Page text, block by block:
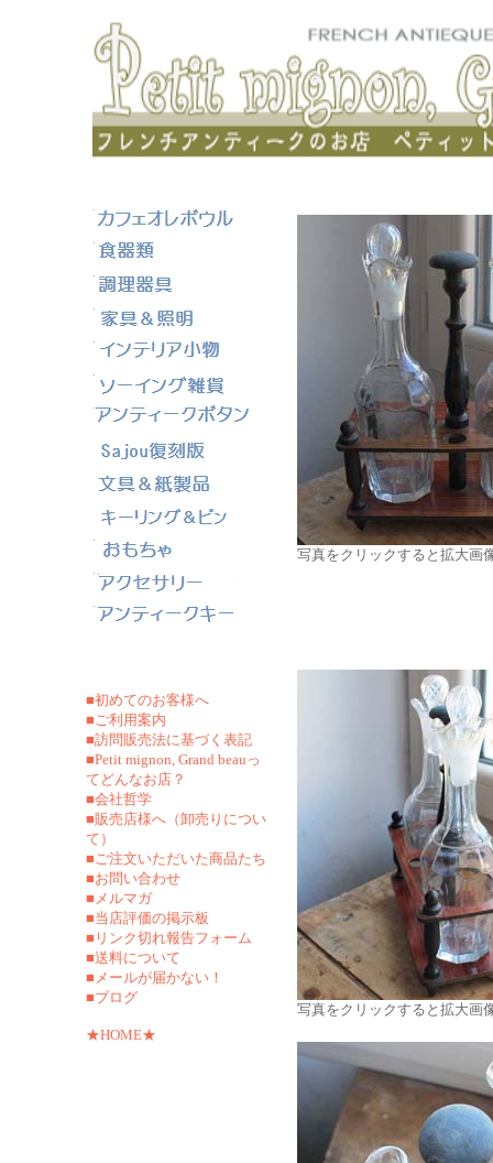
■初めてのお客様へ
■ご利用案内
■訪問販売法に基づく表記
■Petit mignon, Grand beauっ
てどんなお店？
■会社哲学
■販売店様へ（卸売りについ
て）
■ご注文いただいた商品たち
■お問い合わせ
■メルマガ
■当店評価の掲示板
■リンク切れ報告フォーム
■送料について
■メールが届かない！
■ブログ
★HOME★
写真をクリックすると拡大画
写真をクリックすると拡大画